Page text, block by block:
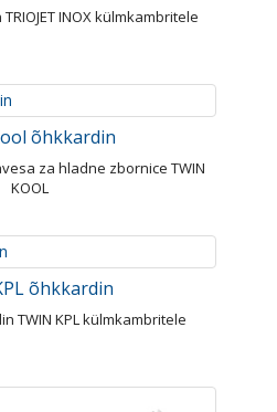
INOX külmkambritele
õhkkardin
za hladne zbornice TWIN
KOOL
õhkkardin
TWIN KPL külmkambritele